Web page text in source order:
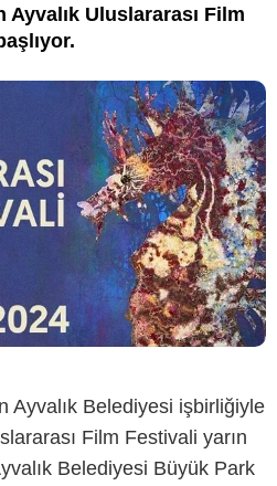
Uluslararası Film
Ayvalık Belediyesi işbirliğiyle
Film Festivali yarın
Belediyesi Büyük Park